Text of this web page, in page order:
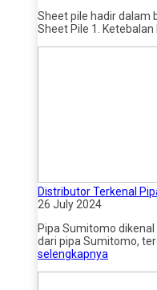
Sheet pile hadir dalam
Sheet Pile 1.
Distributor Terkenal
26 July 2024
Pipa Sumitomo
dari pipa Sumitomo,
selengkapnya